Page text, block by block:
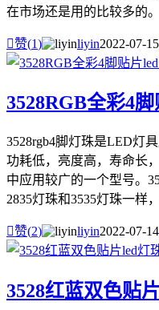
在市场还是用的比较多的
赞(1) liyin2022-07-15
3528RGB全彩4
3528rgb4脚灯珠是LED灯
功耗低，亮度高，寿命长
中应用较广的一个型号。
2835灯珠和3535灯珠一样
赞(2) liyin2022-07-14
3528红蓝双色贴